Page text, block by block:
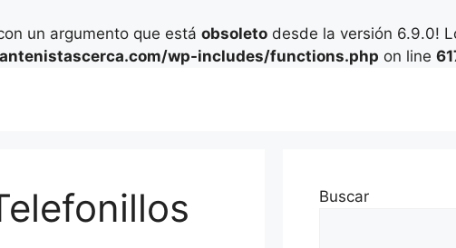
un argumento que está obsoleto desde la versión 6.9.0!
wp-includes/functions.php on line
Buscar